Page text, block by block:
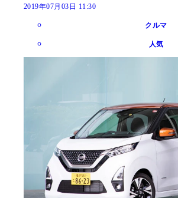
2019年07月03日 11:30
クルマ
人気